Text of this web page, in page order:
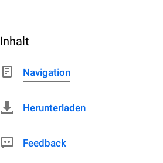
Inhalt
Navigation
Herunterladen
Feedback